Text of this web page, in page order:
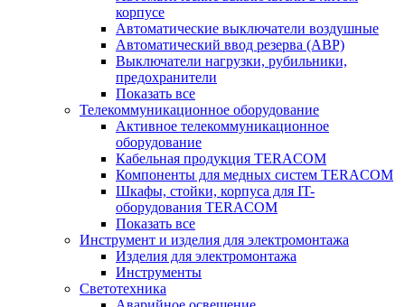
корпусе
Автоматические выключатели воздушные
Автоматический ввод резерва (АВР)
Выключатели нагрузки, рубильники,
предохранители
Показать все
Телекоммуникационное оборудование
Активное телекоммуникационное
оборудование
Кабельная продукция TERACOM
Компоненты для медных систем TERACOM
Шкафы, стойки, корпуса для IT-
оборудования TERACOM
Показать все
Инструмент и изделия для электромонтажа
Изделия для электромонтажа
Инструменты
Светотехника